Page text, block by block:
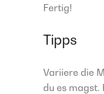
Fertig!
Tipps
Variiere die
du es magst.